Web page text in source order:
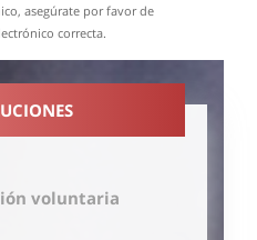
asegúrate por favor de
correcta.
voluntaria